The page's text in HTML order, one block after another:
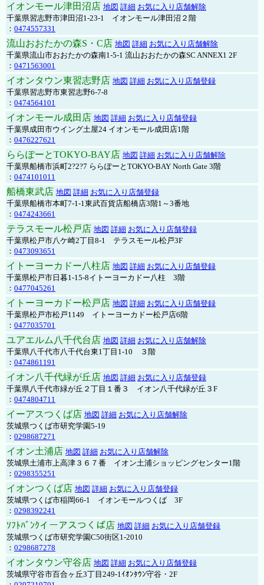
イオンモール津田沼店 地図 詳細 お気に入り店舗解除
千葉県習志野市津田沼1-23-1 イオンモール津田沼２階
： 0474557331
流山おおたかの森S・C店 地図 詳細 お気に入り店舗解除
千葉県流山市おおたかの森南1-5-1 流山おおたかの森SC ANNEX1 2F
： 0471563001
イオンタウン東習志野店 地図 詳細 お気に入り店舗登録
千葉県習志野市東習志野6-7-8
： 0474564101
イオンモール成田店 地図 詳細 お気に入り店舗登録
千葉県成田市ウイング土屋24 イオンモール成田店1階
： 0476227621
ららぽーとTOKYO-BAY店 地図 詳細 お気に入り店舗解除
千葉県船橋市浜町2?2?7 ららぽーとTOKYO-BAY North Gate 3階
： 0474101011
船橋東武店 地図 詳細 お気に入り店舗登録
千葉県船橋市本町7-1-1東武百貨店船橋店3階1～3番地
： 0474243661
テラスモール松戸店 地図 詳細 お気に入り店舗登録
千葉県松戸市八ケ崎2丁目8-1 テラスモール松戸3F
： 0473093651
イトーヨーカドー八柱店 地図 詳細 お気に入り店舗登録
千葉県松戸市日暮1-15-8イトーヨーカドー八柱 3階
： 0477045261
イトーヨーカドー松戸店 地図 詳細 お気に入り店舗登録
千葉県松戸市松戸1149 イトーヨーカドー松戸店6階
： 0477035701
ユアエルム八千代台店 地図 詳細 お気に入り店舗解除
千葉県八千代市八千代台東1丁目1-10 ３階
： 0474861191
イオン八千代緑が丘店 地図 詳細 お気に入り店舗登録
千葉県八千代市緑が丘２丁目１番３ イオン八千代緑が丘３F
： 0474804711
イーアスつくば店 地図 詳細 お気に入り店舗解除
茨城県つくば市研究学園5-19
： 0298687271
イオン土浦店 地図 詳細 お気に入り店舗解除
茨城県土浦市上高津３６７番 イオン土浦ショッピングセンター1階
： 0298355251
イオンつくば店 地図 詳細 お気に入り店舗登録
茨城県つくば市稲岡66-1 イオンモールつくば 3F
： 0298392241
ｿﾌﾄﾊﾞﾝｸイーアスつくば店 地図 詳細 お気に入り店舗登録
茨城県つくば市研究学園C50街区1-2010
： 0298687278
イオンタウン守谷店 地図 詳細 お気に入り店舗登録
茨城県守谷市百合ヶ丘3丁目249-1ｲｵﾝﾀｳﾝ守谷・2F